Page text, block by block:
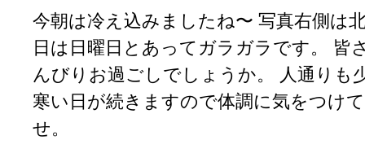
今朝は冷え込みましたね〜 写真右側は
日は日曜日とあってガラガラです。 皆
んびりお過ごしでしょうか。 人通りも
寒い日が続きますので体調に気をつけ
せ。